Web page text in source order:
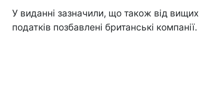
У виданні зазначили, що також від вищих
податків позбавлені британські компанії.